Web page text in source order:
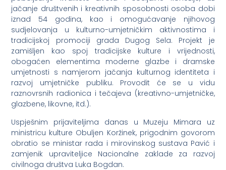
jačanje društvenih i kreativnih sposobnosti osoba dobi
iznad 54 godina, kao i omogućavanje njihovog
sudjelovanja u kulturno-umjetničkim aktivnostima i
tradicijskoj promociji grada Dugog Sela. Projekt je
zamišljen kao spoj tradicijske kulture i vrijednosti,
obogaćen elementima moderne glazbe i dramske
umjetnosti s namjerom jačanja kulturnog identiteta i
razvoj umjetničke publiku. Provodit će se u vidu
raznovrsnih radionica i tečajeva (kreativno-umjetničke,
glazbene, likovne, itd.).
Uspješnim prijaviteljima danas u Muzeju Mimara uz
ministricu kulture Obuljen Koržinek, prigodnim govorom
obratio se ministar rada i mirovinskog sustava Pavić i
zamjenik upraviteljice Nacionalne zaklade za razvoj
civilnoga društva Luka Bogdan.